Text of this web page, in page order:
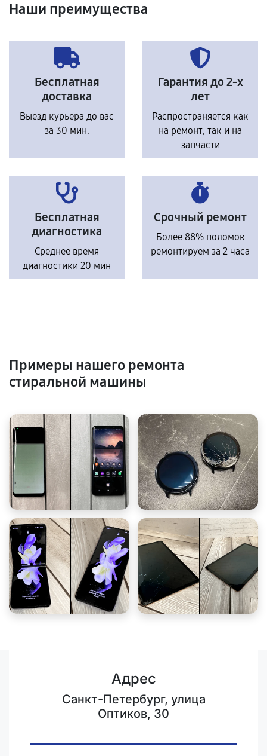
Наши преимущества
Бесплатная
доставка
Выезд курьера до вас
за 30 мин.
Гарантия до 2-х
лет
Распространяется как
на ремонт, так и на
запчасти
Бесплатная
диагностика
Среднее время
диагностики 20 мин
Срочный ремонт
Более 88% поломок
ремонтируем за 2 часа
Примеры нашего ремонта
стиральной машины
Адрес
Санкт-Петербург, улица
Оптиков, 30